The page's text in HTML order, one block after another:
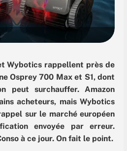
Wybotics rappellent près de
Osprey 700 Max et S1, dont
peut surchauffer. Amazon
acheteurs, mais Wybotics
sur le marché européen
envoyée par erreur.
à ce jour. On fait le point.